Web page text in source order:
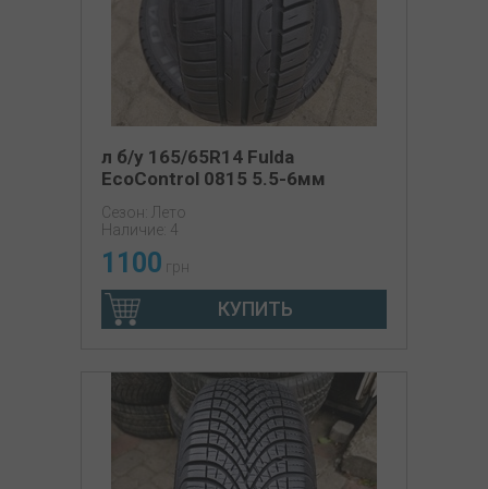
л б/у 165/65R14 Fulda
EcoControl 0815 5.5-6мм
Сезон: Лето
Наличие: 4
1100 грн
КУПИТЬ